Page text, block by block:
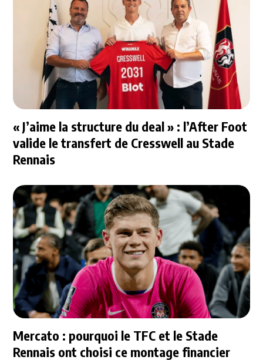
« J’aime la structure du deal » : l’After Foot
valide le transfert de Cresswell au Stade
Rennais
Mercato : pourquoi le TFC et le Stade
Rennais ont choisi ce montage financier